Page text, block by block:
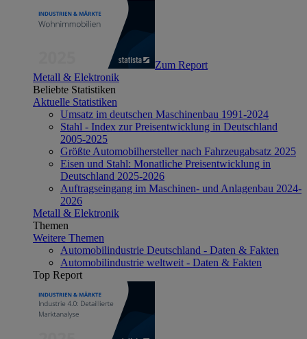
Zum Report
Metall & Elektronik
Beliebte Statistiken
Aktuelle Statistiken
Umsatz im deutschen Maschinenbau 1991-2024
Stahl - Index zur Preisentwicklung in Deutschland
2005-2025
Größte Automobilhersteller nach Fahrzeugabsatz 2025
Eisen und Stahl: Monatliche Preisentwicklung in
Deutschland 2025-2026
Auftragseingang im Maschinen- und Anlagenbau 2024-
2026
Metall & Elektronik
Themen
Weitere Themen
Automobilindustrie Deutschland - Daten & Fakten
Automobilindustrie weltweit - Daten & Fakten
Top Report